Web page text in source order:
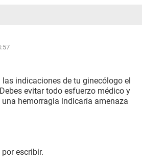
indicaciones de tu ginecólogo el
evitar todo esfuerzo médico y
hemorragia indicaría amenaza
escribir.